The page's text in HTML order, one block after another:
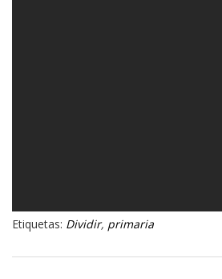
Etiquetas: Dividir, primaria